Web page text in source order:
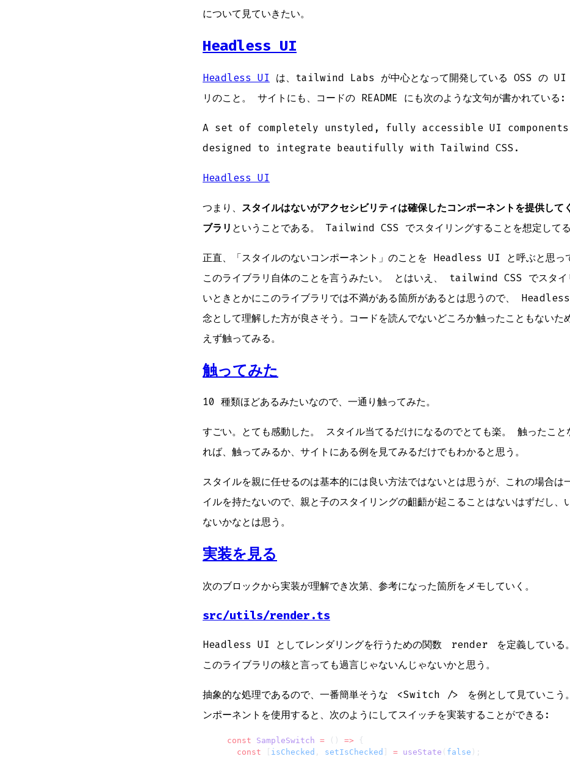
について見ていきたい。
Headless UI
Headless UI は、tailwind Labs が中心となって開発している OSS の UI
リのこと。 サイトにも、コードの README にも次のような文句が書かれている:
A set of completely unstyled, fully accessible UI
designed to integrate beautifully with Tailwind CSS.
Headless UI
つまり、 スタイルはないがアクセシビリティは確保したコンポーネントを提供して
ブラリ ということである。 Tailwind CSS でスタイリングすることを想定してる
正直、「スタイルのないコンポーネント」のことを Headless UI と呼ぶと思っ
このライブラリ自体のことを言うみたい。 とはいえ、 tailwind CSS でスタイ
いときとかにこのライブラリでは不満がある箇所があるとは思うので、
念として理解した方が良さそう。コードを読んでないどころか触ったこともないた
えず触ってみる。
触ってみた
10 種類ほどあるみたいなので、一通り触ってみた。
すごい。とても感動した。 スタイル当てるだけになるのでとても楽。 触ったこと
れば、触ってみるか、サイトにある例を見てみるだけでもわかると思う。
スタイルを親に任せるのは基本的には良い方法ではないとは思うが、これの場合は
イルを持たないので、親と子のスタイリングの齟齬が起こることはないはずだし、
ないかなとは思う。
実装を見る
次のブロックから実装が理解でき次第、参考になった箇所をメモしていく。
src/utils/render.ts
Headless UI としてレンダリングを行うための関数 render
を定義してい
このライブラリの核と言っても過言じゃないんじゃないかと思う。
抽象的な処理であるので、一番簡単そうな <Switch />
を例として見ていこう
ンポーネントを使用すると、次のようにしてスイッチを実装することができる:
const SampleSwitch = () => {
  const
[ isChecked , setIsChecked ] = useState ( false );